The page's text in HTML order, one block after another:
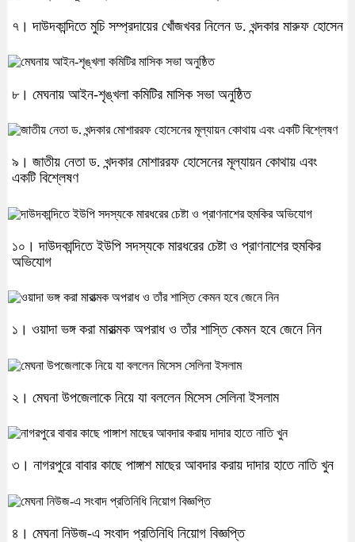
৭। দাউদকান্দিতে মুচি সম্প্রদায়ের খোঁজখবর নিলেন ড. খন্দকার মারুফ হোসেন
৮। মেঘনায় আইন-শৃঙ্খলা কমিটির মাসিক সভা অনুষ্ঠিত
৯। জাতীয় নেতা ড. খন্দকার মোশাররফ হোসেনের মূল্যায়ন কোথায় এবং
একটি বিশ্লেষণ
১০। দাউদকান্দিতে ইউপি সদস্যকে মারধরের চেষ্টা ও প্রাণনাশের হুমকির
অভিযোগ
১। ওয়াদা ভঙ্গ করা মারাত্মক অপরাধ ও তাঁর শাস্তি কেমন হবে জেনে নিন
২। মেঘনা উপজেলাকে নিয়ে যা বললেন মিসেস সেলিনা ইসলাম
৩। নাগরপুরে বাবার কাছে পাঙ্গাশ মাছের আবদার করায় দাদার হাতে নাতি খুন
৪। মেঘনা নিউজ-এ সংবাদ প্রতিনিধি নিয়োগ বিজ্ঞপ্তি